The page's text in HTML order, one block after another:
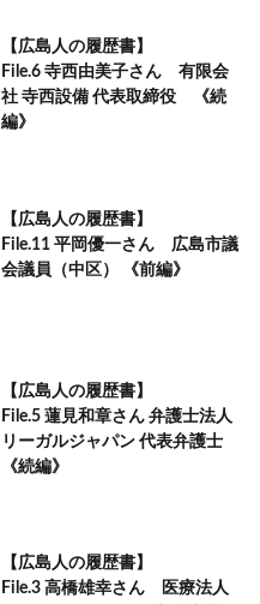
【広島人の履歴書】
File.6 寺西由美子さん 有限会
社 寺西設備 代表取締役 《続
編》
【広島人の履歴書】
File.11 平岡優一さん 広島市議
会議員（中区） 《前編》
【広島人の履歴書】
File.5 蓮見和章さん 弁護士法人
リーガルジャパン 代表弁護士
《続編》
【広島人の履歴書】
File.3 高橋雄幸さん 医療法人